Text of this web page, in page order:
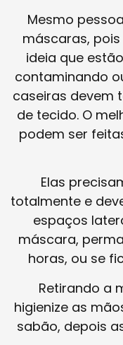
Mesmo
máscaras,
ideia que
contaminando
caseiras devem
de tecido. O
podem ser
Elas
totalmente e
espaços
máscara,
horas, ou se
Retirando a
higienize as
sabão, depois